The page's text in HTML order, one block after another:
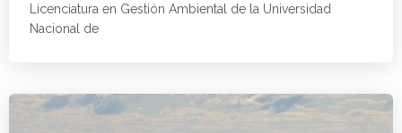
Licenciatura en Gestión Ambiental de la Universidad
Nacional de